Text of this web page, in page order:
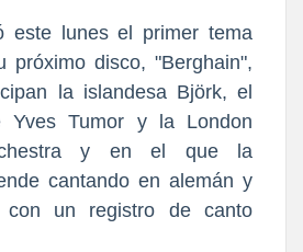
este lunes el primer tema
próximo disco, "Berghain",
la islandesa Björk, el
Yves Tumor y la London
y en el que la
cantando en alemán y
con un registro de canto